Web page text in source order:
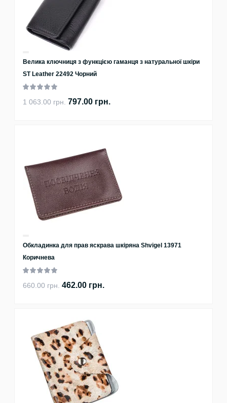
Велика ключниця з функцією гаманця з натуральної шкіри
ST Leather 22492 Чорний
1 063.00 грн. 797.00 грн.
Обкладинка для прав яскрава шкіряна Shvigel 13971
Коричнева
660.00 грн. 462.00 грн.